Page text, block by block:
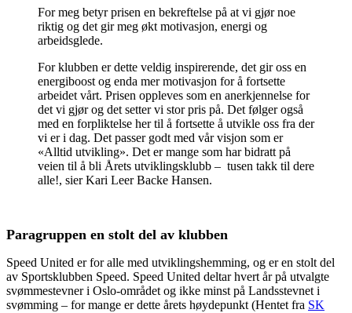
For meg betyr prisen en bekreftelse på at vi gjør noe
riktig og det gir meg økt motivasjon, energi og
arbeidsglede.
For klubben er dette veldig inspirerende, det gir oss en
energiboost og enda mer motivasjon for å fortsette
arbeidet vårt. Prisen oppleves som en anerkjennelse for
det vi gjør og det setter vi stor pris på. Det følger også
med en forpliktelse her til å fortsette å utvikle oss fra der
vi er i dag. Det passer godt med vår visjon som er
«Alltid utvikling». Det er mange som har bidratt på
veien til å bli Årets utviklingsklubb – tusen takk til dere
alle!, sier Kari Leer Backe Hansen.
Paragruppen en stolt del av klubben
Speed United er for alle med utviklingshemming, og er en stolt del
av Sportsklubben Speed. Speed United deltar hvert år på utvalgte
svømmestevner i Oslo-området og ikke minst på Landsstevnet i
svømming – for mange er dette årets høydepunkt (Hentet fra SK